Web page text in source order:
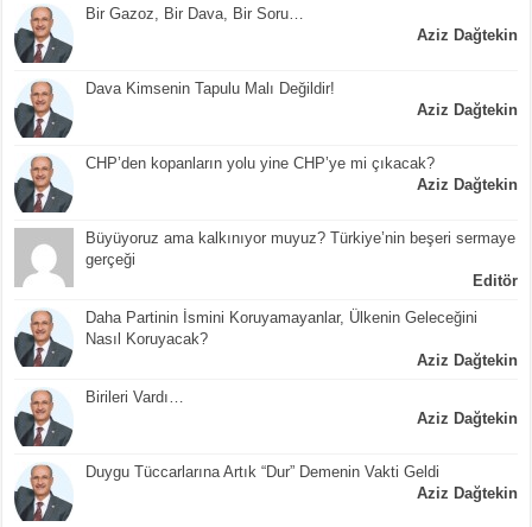
Bir Gazoz, Bir Dava, Bir Soru…
Aziz Dağtekin
Dava Kimsenin Tapulu Malı Değildir!
Aziz Dağtekin
CHP’den kopanların yolu yine CHP’ye mi çıkacak?
Aziz Dağtekin
Büyüyoruz ama kalkınıyor muyuz? Türkiye’nin beşeri sermaye
gerçeği
Editör
Daha Partinin İsmini Koruyamayanlar, Ülkenin Geleceğini
Nasıl Koruyacak?
Aziz Dağtekin
Birileri Vardı…
Aziz Dağtekin
Duygu Tüccarlarına Artık “Dur” Demenin Vakti Geldi
Aziz Dağtekin